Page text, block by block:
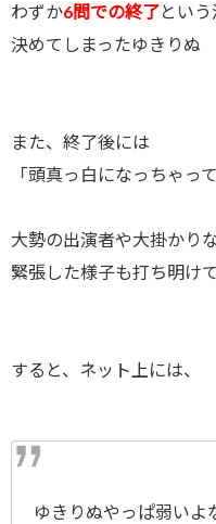
わずか6問での終了とい
決めてしまったゆきりぬ
また、終了後には
「頭真っ白になっちゃっ
大勢の出演者や大掛かり
緊張した様子も打ち明け
すると、ネット上には、
ゆきりぬやっぱ弱いよ